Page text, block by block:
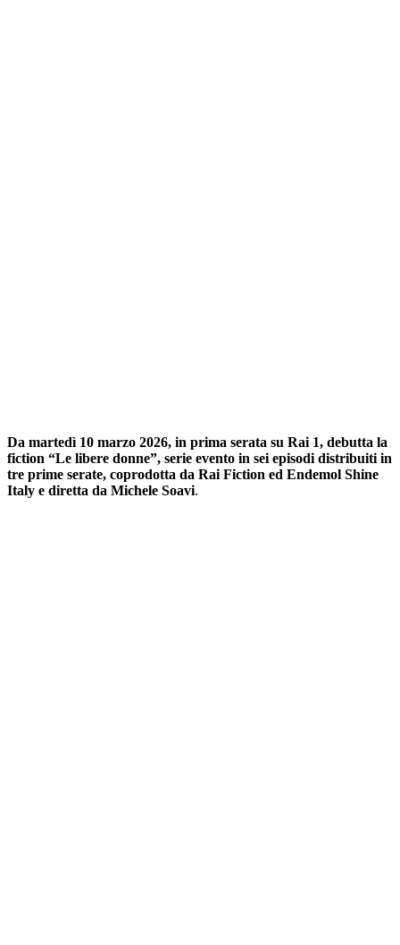
Da martedì 10 marzo 2026, in prima serata su Rai 1, debutta la
fiction “Le libere donne”, serie evento in sei episodi distribuiti in
tre prime serate, coprodotta da Rai Fiction ed Endemol Shine
Italy e diretta da Michele Soavi.